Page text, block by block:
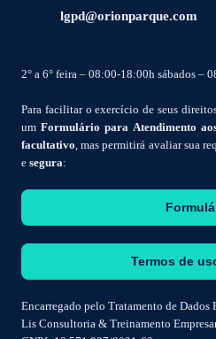
lgpd@orionparque.com
2° a 6° feira – 08:00-18:00h sábados –
Para facilitar o exercício de seus
um Formulário para Atendimento
facultativo , mas permitirá avaliar sua
e segura:
Termos de
Encarregado pelo Tratamento de Dados
Lis Consultoria & Treinamento